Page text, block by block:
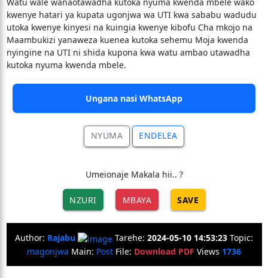
kwenye hatari ya kupata ugonjwa wa UTI kwa sababu wadudu
utoka kwenye kinyesi na kuingia kwenye kibofu Cha mkojo na
Maambukizi yanaweza kuenea kutoka sehemu Moja kwenda
nyingine na UTI ni shida kupona kwa watu ambao utawadha
kutoka nyuma kwenda mbele.
Ungana nasi WhatsApp
NYUMA ENDELEA
Umeionaje Makala hii.. ?
NZURI MBAYA SAVE
Author: Rajabu Tarehe: 2024-05-10 14:53:23 Topic:
magonjwa Main: Post File: Download PDF Views 1736